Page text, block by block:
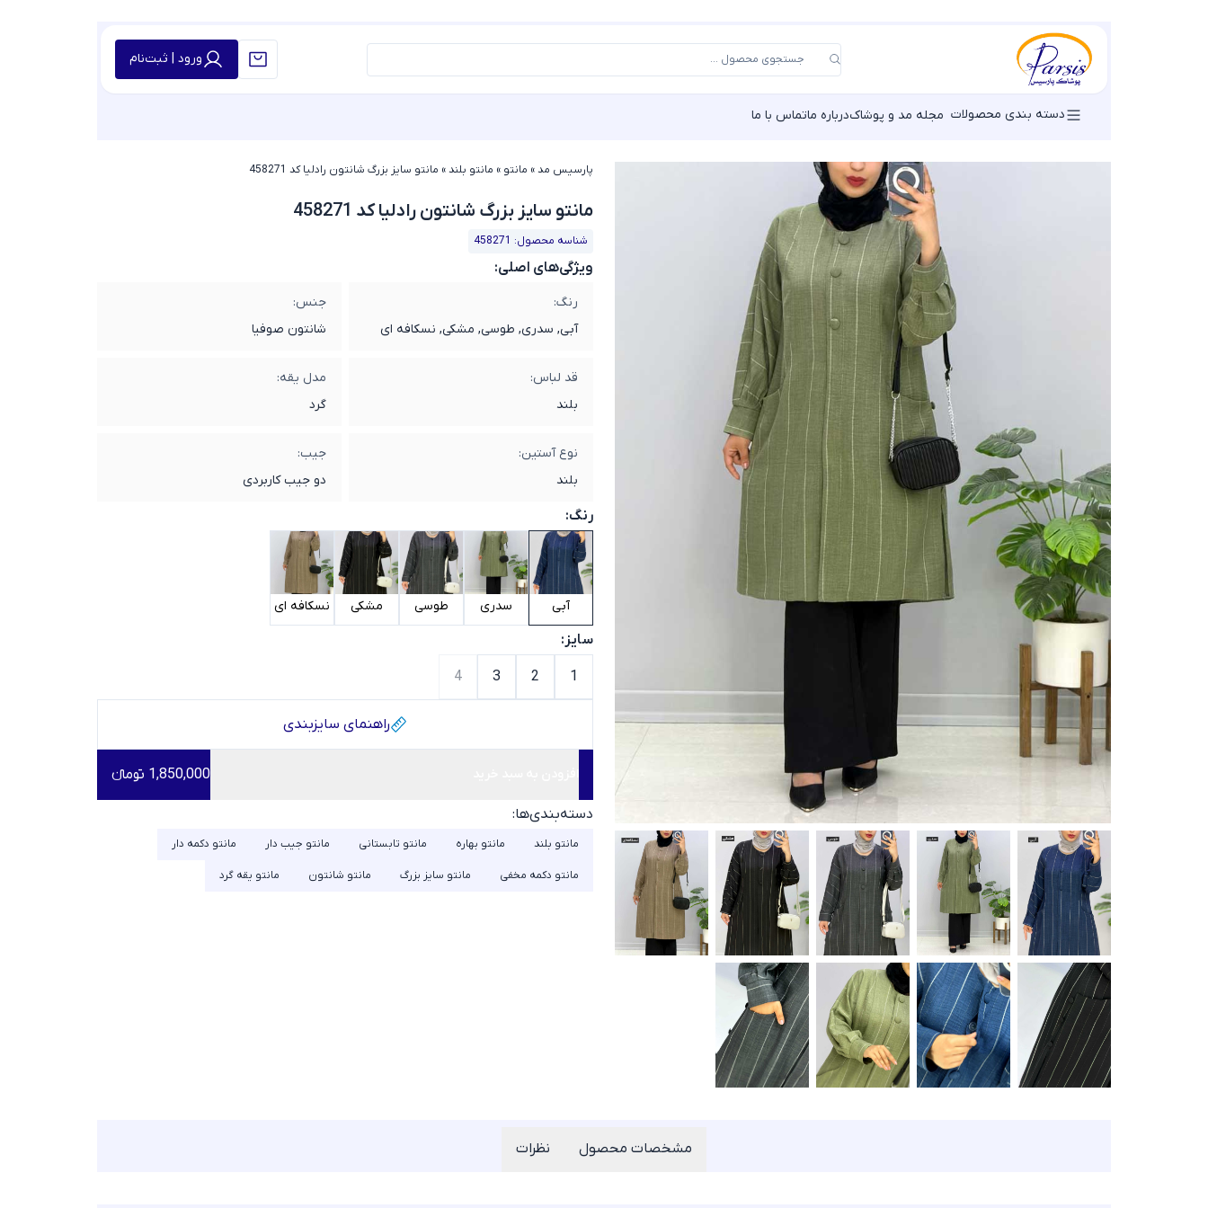
ورود | ثبت‌نام
دسته بندی محصولات مجله مد و پوشاکدرباره ماتماس با ما
پارسیس مد» مانتو » مانتو بلند» مانتو سایز بزرگ شانتون رادلیا کد 458271
مانتو سایز بزرگ شانتون رادلیا کد 458271
شناسه محصول: 458271
ویژگی‌های اصلی:
رنگ:
آبی, سدری, طوسی, مشکی, نسکافه ای
جنس:
شانتون صوفیا
قد لباس:
بلند
مدل یقه:
گرد
نوع آستین:
بلند
جیب:
دو جیب کاربردی
رنگ:
آبی سدری طوسی مشکی نسکافه ای
سایز:
1
2
3
4
راهنمای سایز‌بندی
1,850,000 تومانء
دسته‌بندی‌ها:
مانتو بلند مانتو بهاره مانتو تابستانی مانتو جیب دار مانتو دکمه دار
مانتو دکمه مخفی مانتو سایز بزرگ مانتو شانتون مانتو یقه گرد
مشخصات محصول نظرات